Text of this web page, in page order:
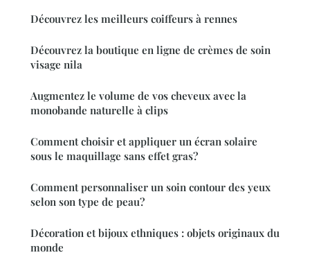
Découvrez les meilleurs coiffeurs à rennes
Découvrez la boutique en ligne de crèmes de soin
visage nila
Augmentez le volume de vos cheveux avec la
monobande naturelle à clips
Comment choisir et appliquer un écran solaire
sous le maquillage sans effet gras?
Comment personnaliser un soin contour des yeux
selon son type de peau?
Décoration et bijoux ethniques : objets originaux du
monde